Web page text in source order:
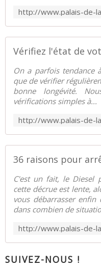
On a parfois
que de vérifier
bonne longévité.
vérifications simples à...
C'est un fait, le Diesel
cette décrue est lente,
vous débarrasser enfin
dans combien de
SUIVEZ-NOUS !